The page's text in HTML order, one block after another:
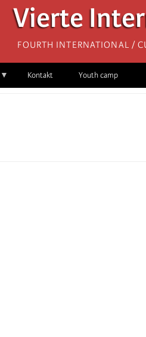
Vierte
Fourth International /
Kontakt Youth camp